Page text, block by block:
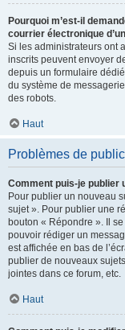
Pourquoi m’est-il
courrier électronique
Si les administrateurs ont
inscrits peuvent envoyer
depuis un formulaire
du système de
des robots.
Haut
Problèmes de
Comment puis-je publier
Pour publier un nouveau
sujet ». Pour publier une
bouton « Répondre ». Il
pouvoir rédiger un
est affichée en bas de
publier de nouveaux
jointes dans ce forum, etc.
Haut